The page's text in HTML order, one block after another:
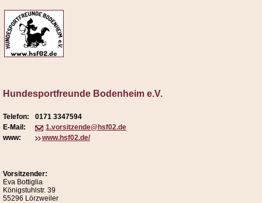
Hundesportfreunde Bodenheim e.V.
Telefon:
0171 3347594
E-Mail:
1.vorsitzende@hsf02.de
www:
www.hsf02.de/
Vorsitzender:
Eva Bottiglia
Königstuhlstr. 39
55296 Lörzweiler